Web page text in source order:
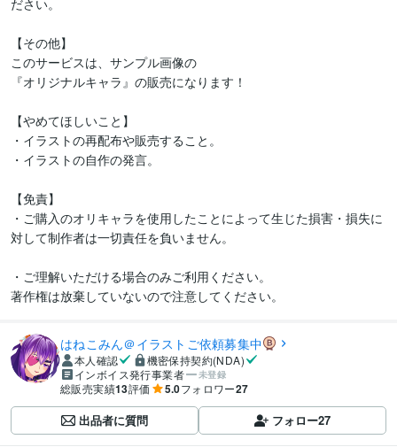
ださい。
【その他】
このサービスは、サンプル画像の
『オリジナルキャラ』の販売になります！
【やめてほしいこと】
・イラストの再配布や販売すること。
・イラストの自作の発言。
【免責】
・ご購入のオリキャラを使用したことによって生じた損害・損失に
対して制作者は一切責任を負いません。
・ご理解いただける場合のみご利用ください。
著作権は放棄していないので注意してください。
はねこみん＠イラストご依頼募集中
本人確認
機密保持契約(NDA)
インボイス発行事業者
未登録
総販売実績13評価 5.0フォロワー27
出品者に質問 フォロー27